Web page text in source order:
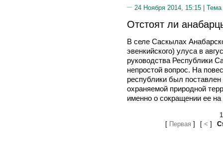
24 Ноября 2014, 15:15 | Тема
Отстоят ли
В селе Саскылах
эвенкийского) улуса в
руководства Республики
непростой вопрос. На
республики был
охраняемой природной
именно о сокращении ее на
1
[Первая ] [< ]